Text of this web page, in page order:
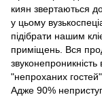
киян звертаються
у цьому
підібрати нашим
приміщень. Вся
"непроханих
Адже 90%